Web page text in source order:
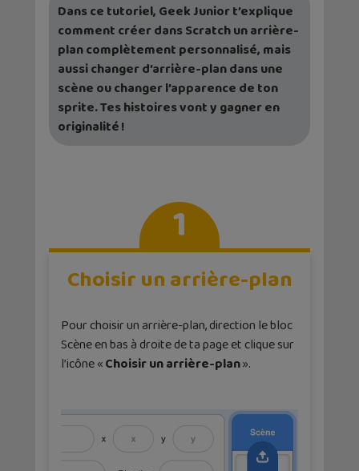
Dans ce tutoriel, Geek Junior t’explique
comment créer dans Scratch un arrière-
plan complètement personnalisé, mais
aussi changer d’arrière-plan dans une
scène ou changer l’apparence de ton
sprite. Tes histoires vont y gagner en
originalité !
1
Choisir un arrière-plan
Pour choisir un arrière-plan, direction le bloc
Scène en bas à droite de ta page et clique sur
l’icône «Choisir un arrière-plan».